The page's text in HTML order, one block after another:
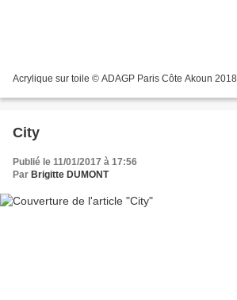
Acrylique sur toile © ADAGP Paris Côte Akoun 2018
City
Publié le 11/01/2017 à 17:56
Par Brigitte DUMONT